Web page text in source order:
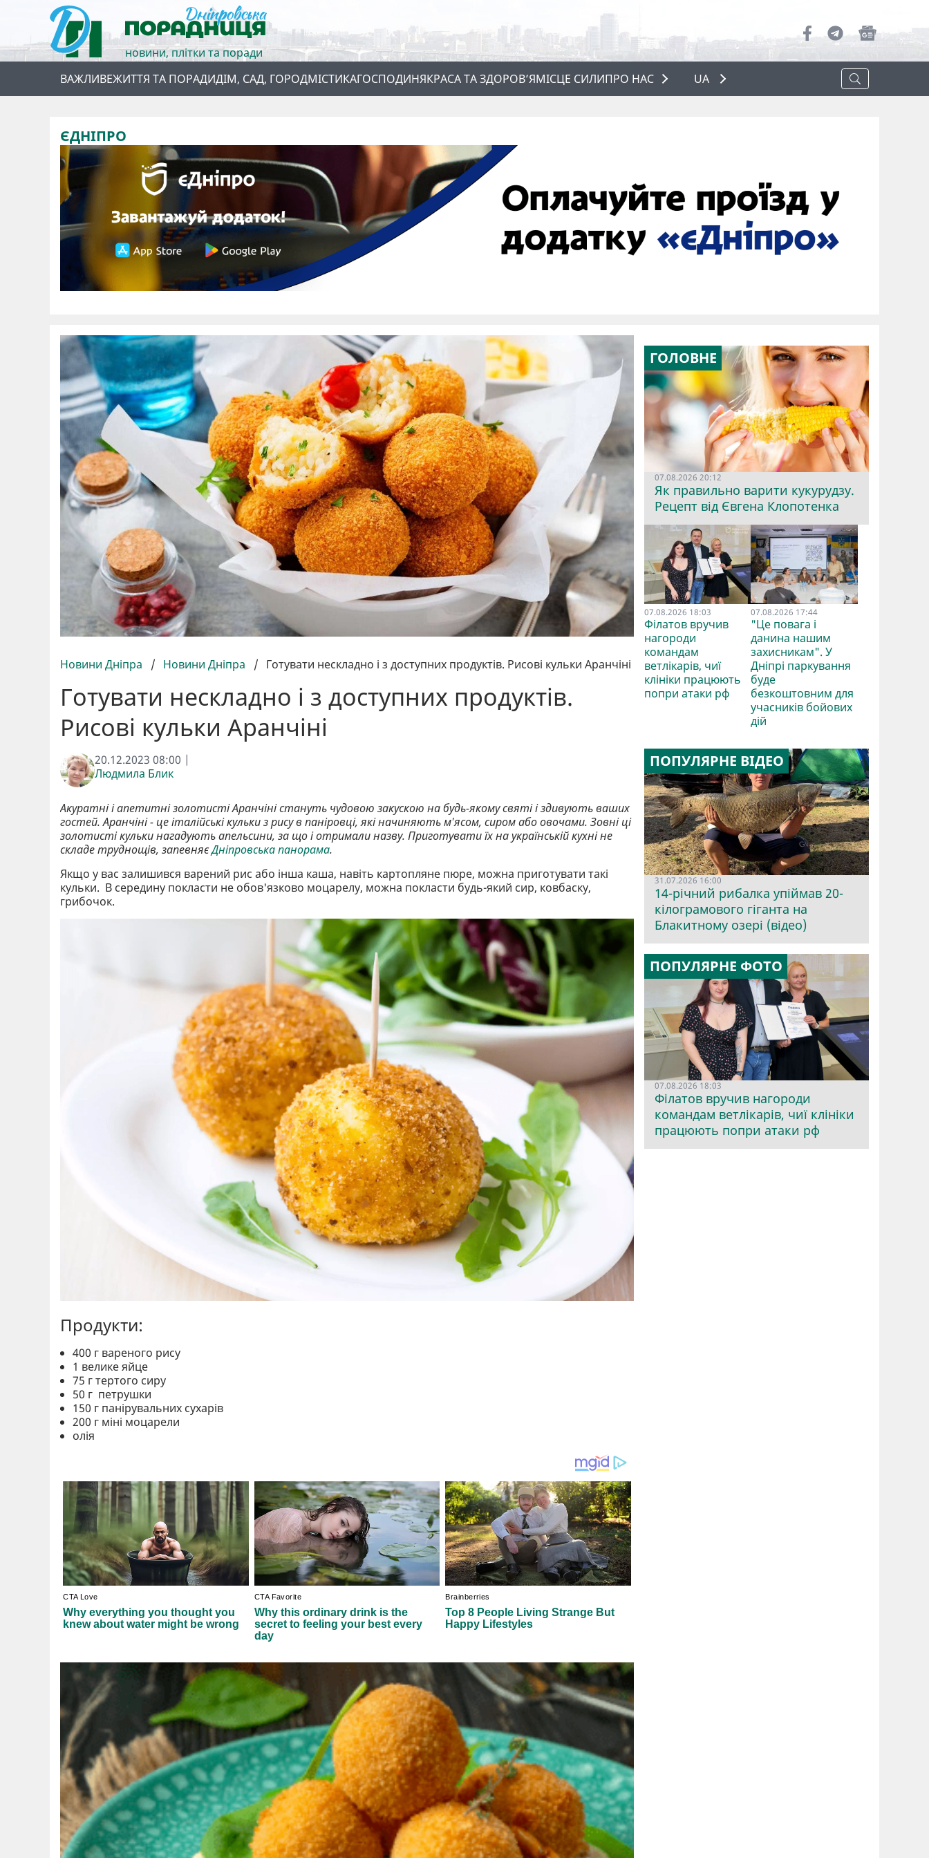
новини, плітки та поради
ВАЖЛИВЕЖИТТЯ ТА ПОРАДИДІМ, САД, ГОРОДМІСТИКАГОСПОДИНЯКРАСА ТА ЗДОРОВ’ЯМІСЦЕ СИЛИПРО НАС
ПРО НАС
UA
ЄДНІПРО
Новини Дніпра / Новини Дніпра / Готувати нескладно і з доступних продуктів. Рисові кульки Аранчіні
Готувати нескладно і з доступних продуктів.
Рисові кульки Аранчіні
20.12.2023 08:00 |
Людмила Блик
Акуратні і апетитні золотисті Аранчіні стануть чудовою закускою на будь-якому святі і здивують ваших
гостей. Аранчіні - це італійські кульки з рису в паніровці, які начиняють м'ясом, сиром або овочами. Зовні ці
золотисті кульки нагадують апельсини, за що і отримали назву. Приготувати їх на українській кухні не
складе труднощів, запевняєДніпровська панорама.
Якщо у вас залишився варений рис або інша каша, навіть картопляне пюре, можна приготувати такі
кульки. В середину покласти не обов'язково моцарелу, можна покласти будь-який сир, ковбаску,
грибочок.
Продукти:
400 г вареного рису
1 велике яйце
75 г тертого сиру
50 г петрушки
150 г панірувальних сухарів
200 г міні моцарели
олія
ГОЛОВНЕ
07.08.2026 20:12
Як правильно варити кукурудзу.
Рецепт від Євгена Клопотенка
07.08.2026 18:03
Філатов вручив
нагороди
командам
ветлікарів, чиї
клініки працюють
попри атаки рф
07.08.2026 17:44
"Це повага і
данина нашим
захисникам". У
Дніпрі паркування
буде
безкоштовним для
учасників бойових
дій
ПОПУЛЯРНЕ ВІДЕО
31.07.2026 16:00
14-річний рибалка упіймав 20-
кілограмового гіганта на
Блакитному озері (відео)
ПОПУЛЯРНЕ ФОТО
07.08.2026 18:03
Філатов вручив нагороди
командам ветлікарів, чиї клініки
працюють попри атаки рф